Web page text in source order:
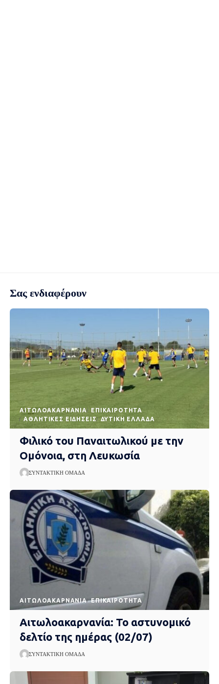
Σας ενδιαφέρουν
AΙΤΩΛΟΑΚΑΡΝΑΝΊΑ
EΠΙΚΑΙΡΌΤΗΤΑ
ΑΘΛΗΤΙΚΈΣ ΕΙΔΉΣΕΙΣ
ΔΥΤΙΚΉ ΕΛΛΆΔΑ
Φιλικό του Παναιτωλικού με την
Ομόνοια, στη Λευκωσία
ΣΥΝΤΑΚΤΙΚΉ ΟΜΆΔΑ
AΙΤΩΛΟΑΚΑΡΝΑΝΊΑ EΠΙΚΑΙΡΌΤΗΤΑ
Αιτωλοακαρνανία: Το αστυνομικό
δελτίο της ημέρας (02/07)
ΣΥΝΤΑΚΤΙΚΉ ΟΜΆΔΑ